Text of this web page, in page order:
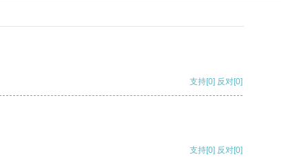
支持[0] 反对[0]
支持[0] 反对[0]